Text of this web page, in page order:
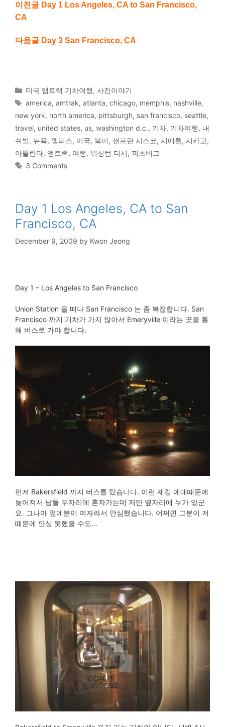
이전글 Day 1 Los Angeles, CA to San Francisco,
CA
다음글 Day 3 San Francisco, CA
Categories
미국 앰트랙 기차여행,사진이야기
Tags
america,amtrak,atlanta,chicago, memphis, nashville,
new york, north america, pittsburgh, san francisco, seattle,
travel, united states, us, washington d.c., 기차, 기차여행, 내
쉬빌, 뉴욕, 멤피스, 미국, 북미, 샌프란 시스코, 시애틀, 시카고,
아틀란타, 앰트랙, 여행, 워싱턴 디시, 피츠버그
3 Comments
Day 1 Los Angeles, CA to San
Francisco, CA
December 9, 2009 by Kwon Jeong
Day 1 – Los Angeles to San Francisco
Union Station 을 떠나 San Francisco 는 좀 복잡합니다. San
Francisco 까지 기차가 가지 않아서 Emeryville 이라는 곳을 통
해 버스로 가야 합니다.
먼저 Bakersfield 까지 버스를 탔습니다. 이런 제길 예매때문에
늦어져서 남들 두자리에 혼자가는데 저만 옆자리에 누가 있군
요. 그나마 옆에분이 여자라서 안심했습니다. 어쩌면 그분이 저
때문에 안심 못했을 수도…